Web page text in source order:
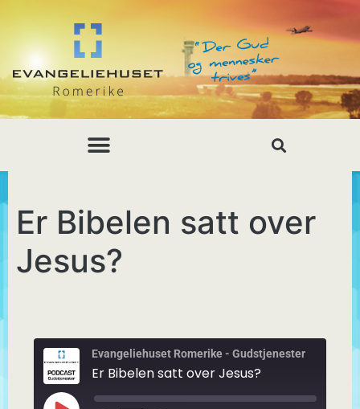
Er Bibelen satt over
Jesus?
Evangeliehuset Romerike - Gudstjenester
Er Bibelen satt over Jesus?